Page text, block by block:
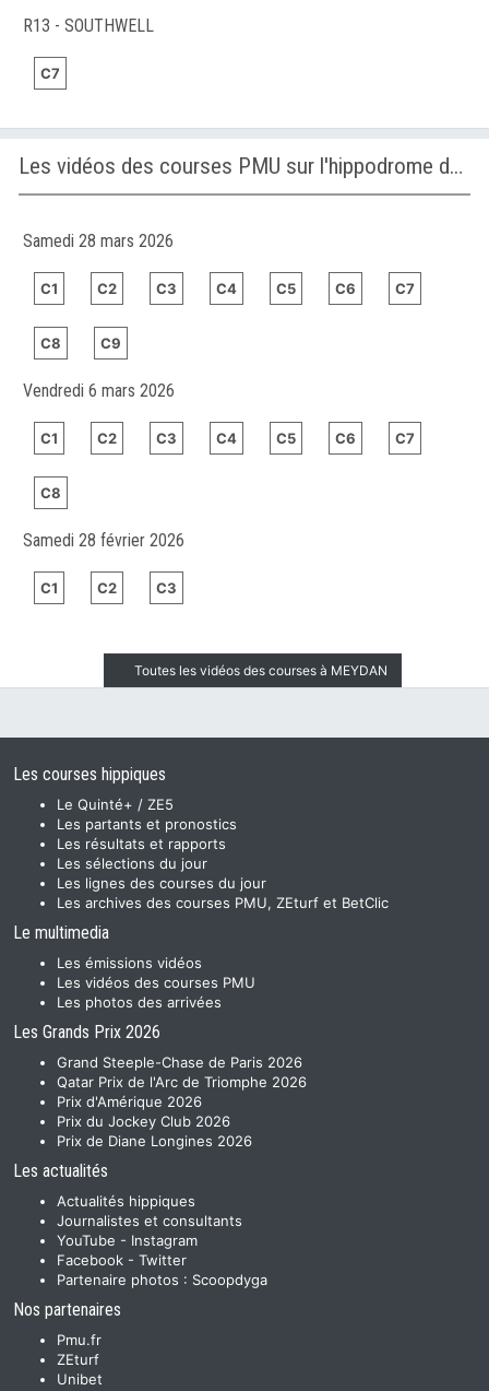
R13 - SOUTHWELL
C7
Les vidéos des courses PMU sur l'hippodrome de MEYDAN
Samedi 28 mars 2026
C1 C2 C3 C4 C5 C6 C7
C8 C9
Vendredi 6 mars 2026
C1 C2 C3 C4 C5 C6 C7
C8
Samedi 28 février 2026
C1 C2 C3
Toutes les vidéos des courses à MEYDAN
Les courses hippiques
Le Quinté+ / ZE5
Les partants et pronostics
Les résultats et rapports
Les sélections du jour
Les lignes des courses du jour
Les archives des courses PMU, ZEturf et BetClic
Le multimedia
Les émissions vidéos
Les vidéos des courses PMU
Les photos des arrivées
Les Grands Prix 2026
Grand Steeple-Chase de Paris 2026
Qatar Prix de l'Arc de Triomphe 2026
Prix d'Amérique 2026
Prix du Jockey Club 2026
Prix de Diane Longines 2026
Les actualités
Actualités hippiques
Journalistes et consultants
YouTube - Instagram
Facebook - Twitter
Partenaire photos : Scoopdyga
Nos partenaires
Pmu.fr
ZEturf
Unibet